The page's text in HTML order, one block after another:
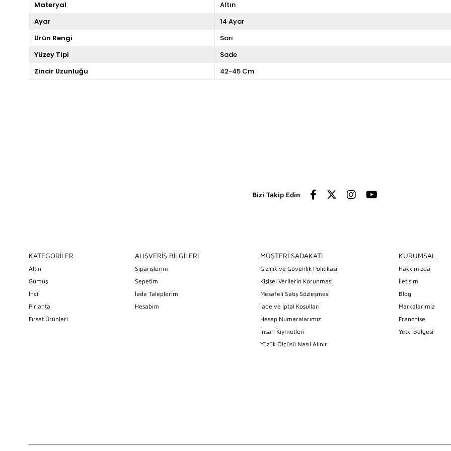
Materyal
Altın
Ayar
14 Ayar
Ürün Rengi
Sarı
Yüzey Tipi
Sade
Zincir Uzunluğu
42-45 Cm
Bizi Takip Edin
KATEGORİLER
Altın
Gümüş
İnci
Pırlanta
Fırsat Ürünleri
ALIŞVERİŞ BİLGİLERİ
Siparişlerim
Sepetim
İade Taleplerim
Hesabım
MÜŞTERİ SADAKATİ
Gizlilik ve Güvenlik Politikası
Kişisel Verilerin Korunması
Mesafeli Satış Sözleşmesi
İade ve İptal Koşulları
Hesap Numaralarımız
İnsan Kıymetleri
Yüzük Ölçüsü Nasıl Alınır
KURUMSAL
Hakkımızda
İletişim
Blog
Markalarımız
Franchise
Yetki Belgesi